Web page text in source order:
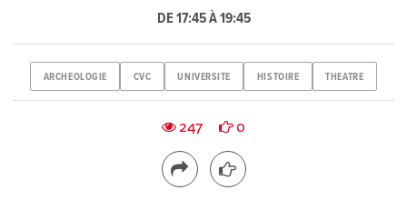
DE 17:45 À 19:45
ARCHEOLOGIE CVC UNIVERSITE HISTOIRE THEATRE
247 0